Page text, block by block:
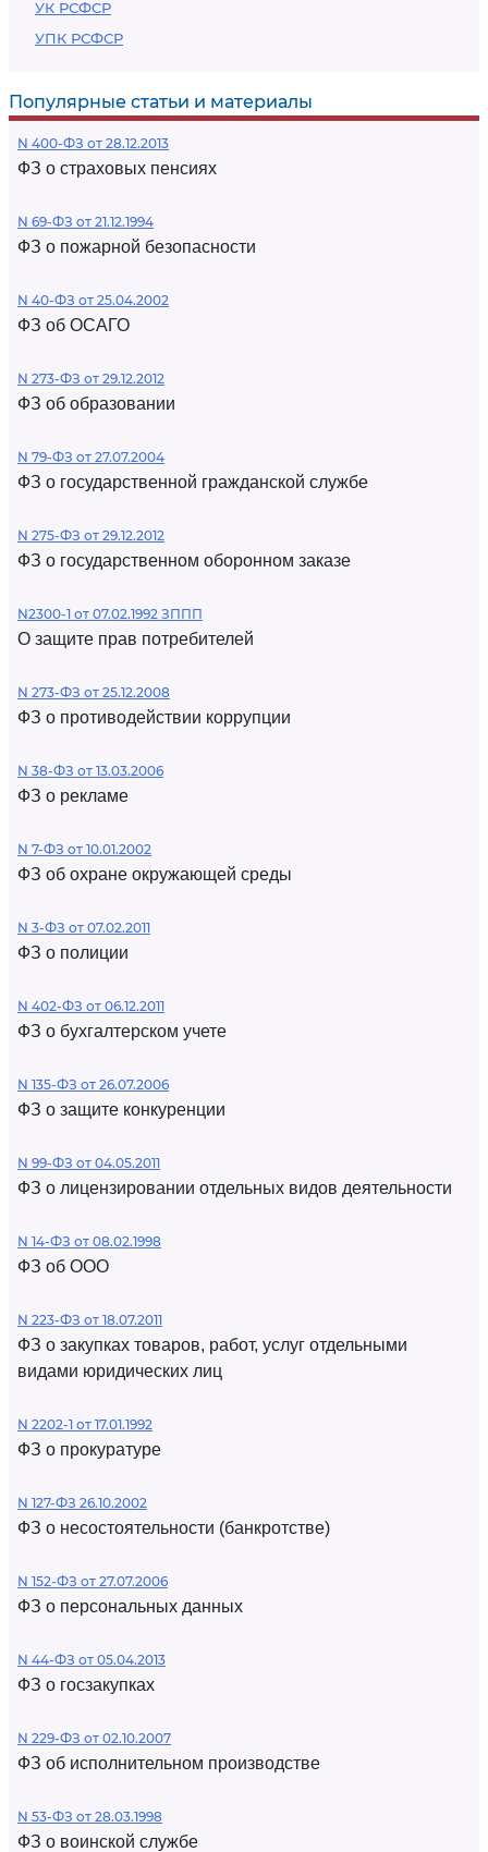
УК РСФСР
УПК РСФСР
Популярные статьи и материалы
N 400-ФЗ от 28.12.2013
ФЗ о страховых пенсиях
N 69-ФЗ от 21.12.1994
ФЗ о пожарной безопасности
N 40-ФЗ от 25.04.2002
ФЗ об ОСАГО
N 273-ФЗ от 29.12.2012
ФЗ об образовании
N 79-ФЗ от 27.07.2004
ФЗ о государственной гражданской службе
N 275-ФЗ от 29.12.2012
ФЗ о государственном оборонном заказе
N2300-1 от 07.02.1992 ЗППП
О защите прав потребителей
N 273-ФЗ от 25.12.2008
ФЗ о противодействии коррупции
N 38-ФЗ от 13.03.2006
ФЗ о рекламе
N 7-ФЗ от 10.01.2002
ФЗ об охране окружающей среды
N 3-ФЗ от 07.02.2011
ФЗ о полиции
N 402-ФЗ от 06.12.2011
ФЗ о бухгалтерском учете
N 135-ФЗ от 26.07.2006
ФЗ о защите конкуренции
N 99-ФЗ от 04.05.2011
ФЗ о лицензировании отдельных видов деятельности
N 14-ФЗ от 08.02.1998
ФЗ об ООО
N 223-ФЗ от 18.07.2011
ФЗ о закупках товаров, работ, услуг отдельными
видами юридических лиц
N 2202-1 от 17.01.1992
ФЗ о прокуратуре
N 127-ФЗ 26.10.2002
ФЗ о несостоятельности (банкротстве)
N 152-ФЗ от 27.07.2006
ФЗ о персональных данных
N 44-ФЗ от 05.04.2013
ФЗ о госзакупках
N 229-ФЗ от 02.10.2007
ФЗ об исполнительном производстве
N 53-ФЗ от 28.03.1998
ФЗ о воинской службе